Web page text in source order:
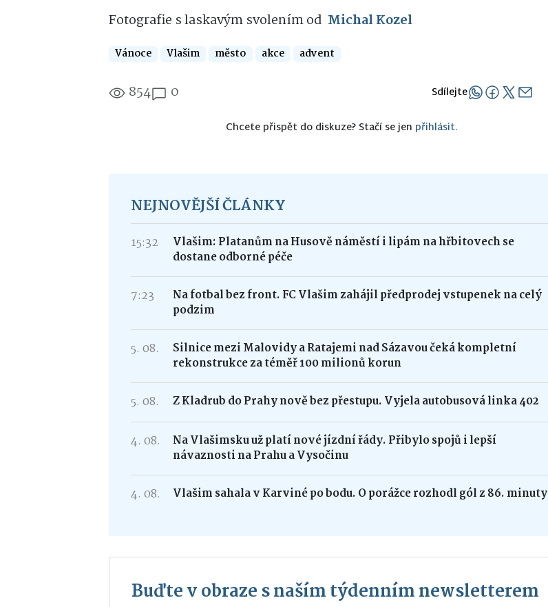
Fotografie s laskavým svolením od Michal Kozel
Vánoce Vlašim město akce advent
854 0 Sdílejte
Chcete přispět do diskuze? Stačí se jen přihlásit.
NEJNOVĚJŠÍ ČLÁNKY
15:32
Vlašim: Platanům na Husově náměstí i lipám na hřbitovech se
dostane odborné péče
7:23
Na fotbal bez front. FC Vlašim zahájil předprodej vstupenek na celý
podzim
5. 08.
Silnice mezi Malovidy a Ratajemi nad Sázavou čeká kompletní
rekonstrukce za téměř 100 milionů korun
5. 08. Z Kladrub do Prahy nově bez přestupu. Vyjela autobusová linka 402
4. 08.
Na Vlašimsku už platí nové jízdní řády. Přibylo spojů i lepší
návaznosti na Prahu a Vysočinu
4. 08. Vlašim sahala v Karviné po bodu. O porážce rozhodl gól z 86. minuty
Buďte v obraze s naším týdenním newsletterem